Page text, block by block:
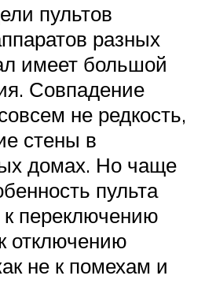
пультов
разных
имеет большой
Совпадение
не редкость,
стены в
домах. Но чаще
пульта
переключению
отключению
не к помехам и